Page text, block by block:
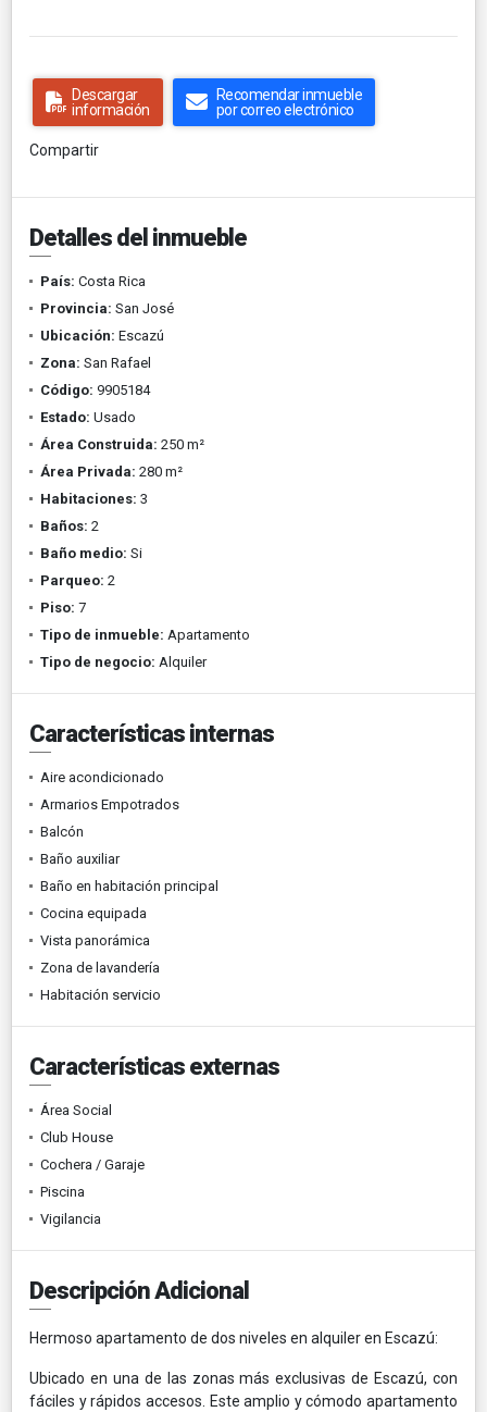
Descargar
información
Recomendar inmueble
por correo electrónico
Compartir
Detalles del inmueble
País: Costa Rica
Provincia: San José
Ubicación: Escazú
Zona: San Rafael
Código: 9905184
Estado: Usado
Área Construida: 250 m²
Área Privada: 280 m²
Habitaciones: 3
Baños: 2
Baño medio: Si
Parqueo: 2
Piso: 7
Tipo de inmueble: Apartamento
Tipo de negocio: Alquiler
Características internas
Aire acondicionado
Armarios Empotrados
Balcón
Baño auxiliar
Baño en habitación principal
Cocina equipada
Vista panorámica
Zona de lavandería
Habitación servicio
Características externas
Área Social
Club House
Cochera / Garaje
Piscina
Vigilancia
Descripción Adicional
Hermoso apartamento de dos niveles en alquiler en Escazú:
Ubicado en una de las zonas más exclusivas de Escazú, con
fáciles y rápidos accesos. Este amplio y cómodo apartamento